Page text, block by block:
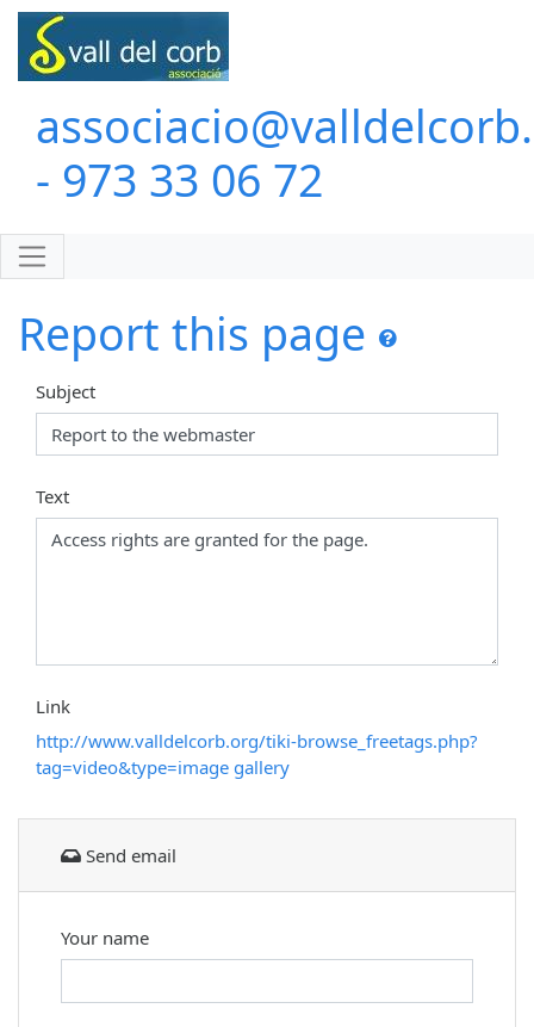
- 973 33 06 72
Report this page
Subject
Text
Link
http://www.valldelcorb.org/tiki-browse_freetags.php?
tag=video&type=image gallery
Send email
Your name